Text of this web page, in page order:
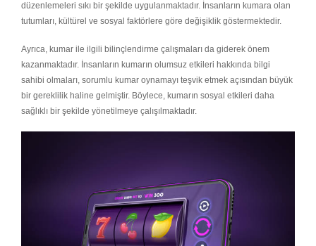
düzenlemeleri sıkı bir şekilde uygulanmaktadır. İnsanların kumara olan
tutumları, kültürel ve sosyal faktörlere göre değişiklik göstermektedir.
Ayrıca, kumar ile ilgili bilinçlendirme çalışmaları da giderek önem
kazanmaktadır. İnsanların kumarın olumsuz etkileri hakkında bilgi
sahibi olmaları, sorumlu kumar oynamayı teşvik etmek açısından büyük
bir gereklilik haline gelmiştir. Böylece, kumarın sosyal etkileri daha
sağlıklı bir şekilde yönetilmeye çalışılmaktadır.